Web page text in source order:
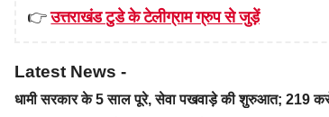
👉उत्तराखंड टुडे के टेलीग्राम ग्रुप से जुड़ें
Latest News -
धामी सरकार के 5 साल पूरे, सेवा पखवाड़े की शुरुआत; 219